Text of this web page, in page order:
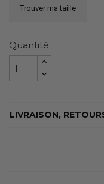
Trouver ma taille
Quantité
LIVRAISON,